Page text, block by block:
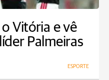
Vitória e vê
Palmeiras
ESPORTE